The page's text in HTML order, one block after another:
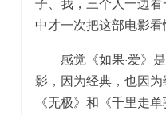
中才一次把这部电影看
感觉《如果·爱》是
影，因为经典，也因
《无极》和《千里走